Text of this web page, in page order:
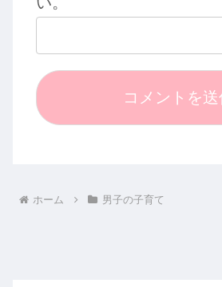
ホーム 男子の子育て